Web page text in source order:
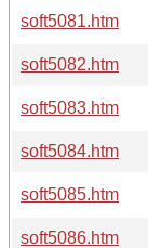
soft5081.htm
soft5082.htm
soft5083.htm
soft5084.htm
soft5085.htm
soft5086.htm